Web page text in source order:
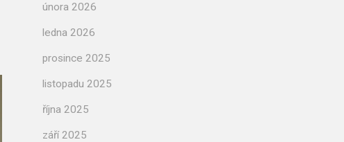
února 2026
ledna 2026
prosince 2025
listopadu 2025
října 2025
září 2025